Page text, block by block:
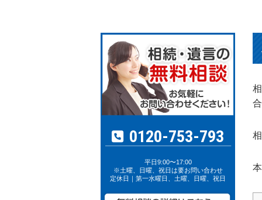
0120-753-793
平日9:00〜17:00
※土曜、日曜、祝日は要お問い合わせ
定休日｜第一水曜日、土曜、日曜、祝日